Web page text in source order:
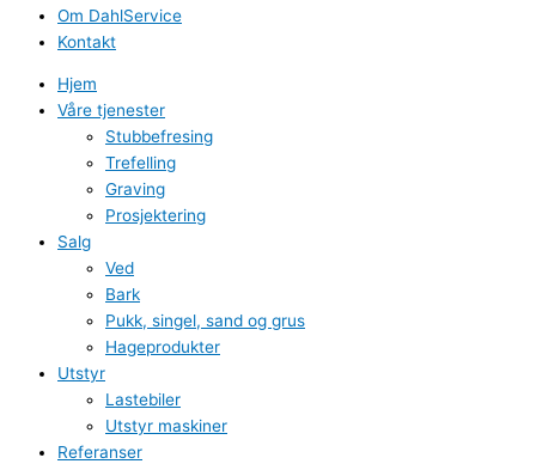
Om DahlService
Kontakt
Hjem
Våre tjenester
Stubbefresing
Trefelling
Graving
Prosjektering
Salg
Ved
Bark
Pukk, singel, sand og grus
Hageprodukter
Utstyr
Lastebiler
Utstyr maskiner
Referanser